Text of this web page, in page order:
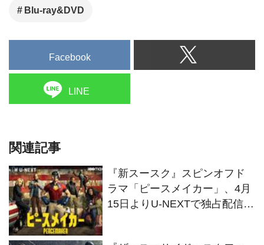
Blu-ray&DVD
Facebook
LINE
関連記事
『新スースク』スピンオフド
ラマ「ピースメイカー」、4月
15日よりU-NEXTで独占配信決